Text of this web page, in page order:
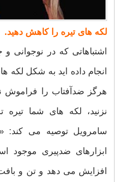
لکه های تیره را کاهش دهید.
اشتباهاتی که در نوجوانی
انجام داده اید به شکل
هرگز ضدآفتاب را فراموش
نزنید، لکه های شما
سامرویل توصیه می کند:
ابزارهای ضدپیری موجود
افزایش می دهد و تن و